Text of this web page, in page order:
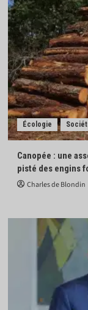
Écologie
Canopée : une
pisté des engins
Charles de Blondin